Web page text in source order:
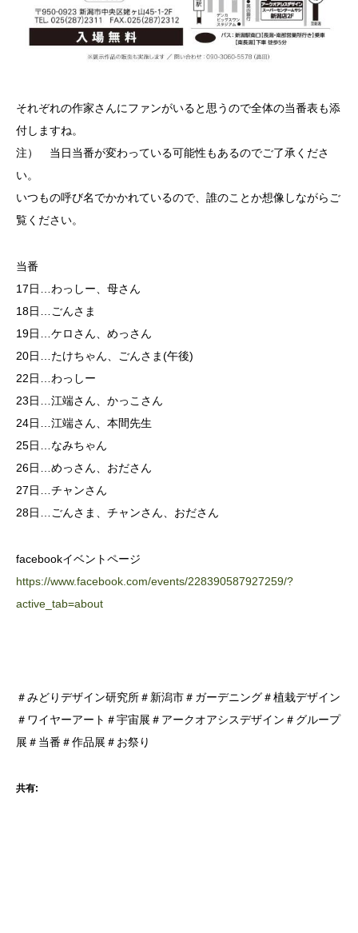
それぞれの作家さんにファンがいると思うので全体の当番表も添
付しますね。
注） 当日当番が変わっている可能性もあるのでご了承くださ
い。
いつもの呼び名でかかれているので、誰のことか想像しながらご
覧ください。
当番
17日…わっしー、母さん
18日…ごんさま
19日…ケロさん、めっさん
20日…たけちゃん、ごんさま(午後)
22日…わっしー
23日…江端さん、かっこさん
24日…江端さん、本間先生
25日…なみちゃん
26日…めっさん、おださん
27日…チャンさん
28日…ごんさま、チャンさん、おださん
facebookイベントページ
https://www.facebook.com/events/228390587927259/?
active_tab=about
＃みどりデザイン研究所＃新潟市＃ガーデニング＃植栽デザイン
＃ワイヤーアート＃宇宙展＃アークオアシスデザイン＃グループ
展＃当番＃作品展＃お祭り
共有: